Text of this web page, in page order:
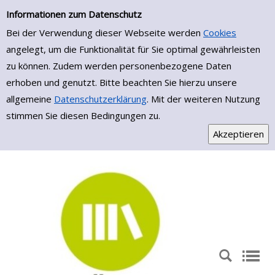
Einfache Suche
Informationen zum Datenschutz
Bei der Verwendung dieser Webseite werden Cookies
angelegt, um die Funktionalität für Sie optimal gewährleisten
zu können. Zudem werden personenbezogene Daten
erhoben und genutzt. Bitte beachten Sie hierzu unsere
allgemeine Datenschutzerklärung. Mit der weiteren Nutzung
stimmen Sie diesen Bedingungen zu.
Zur Detailanzeige springen